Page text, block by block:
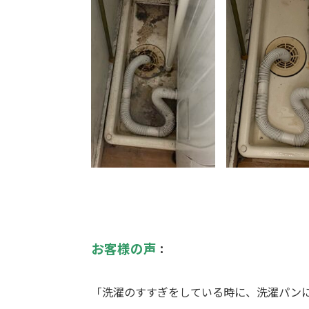
お客様の声 ：
「洗濯のすすぎをしている時に、洗濯パ